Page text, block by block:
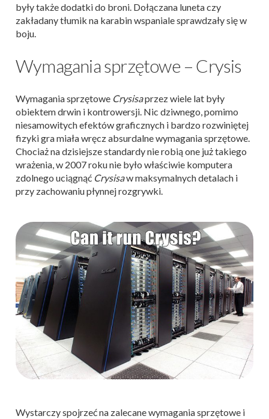
były także dodatki do broni. Dołączana luneta czy
zakładany tłumik na karabin wspaniale sprawdzały się w
boju.
Wymagania sprzętowe – Crysis
Wymagania sprzętowe Crysisaprzez wiele lat były
obiektem drwin i kontrowersji. Nic dziwnego, pomimo
niesamowitych efektów graficznych i bardzo rozwiniętej
fizyki gra miała wręcz absurdalne wymagania sprzętowe.
Chociaż na dzisiejsze standardy nie robią one już takiego
wrażenia, w 2007 roku nie było właściwie komputera
zdolnego uciągnąć Crysisaw maksymalnych detalach i
przy zachowaniu płynnej rozgrywki.
Wystarczy spojrzeć na zalecane wymagania sprzętowe i